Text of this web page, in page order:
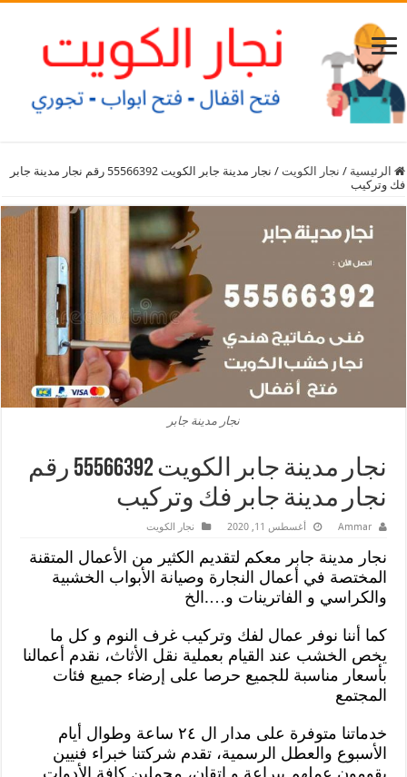
الرئيسية / نجار الكويت /
نجار مدينة جابر الكويت 55566392 رقم نجار مدينة جابر
فك وتركيب
نجار مدينة جابر
نجار مدينة جابر الكويت 55566392 رقم
نجار مدينة جابر فك وتركيب
Ammar أغسطس 11, 2020 نجار الكويت
نجار مدينة جابر معكم لتقديم الكثير من الأعمال المتقنة
المختصة في أعمال النجارة وصيانة الأبواب الخشبية
والكراسي و الفاترينات و….الخ
كما أننا نوفر عمال لفك وتركيب غرف النوم و كل ما
يخص الخشب عند القيام بعملية نقل الأثاث، نقدم أعمالنا
بأسعار مناسبة للجميع حرصا على إرضاء جميع فئات
المجتمع
خدماتنا متوفرة على مدار ال ٢٤ ساعة وطوال أيام
الأسبوع والعطل الرسمية، تقدم شركتنا خبراء فنيين